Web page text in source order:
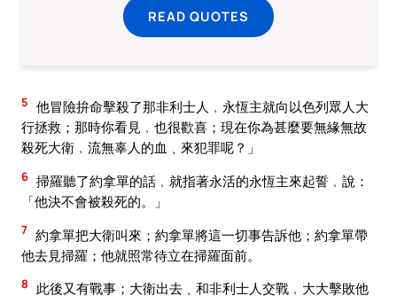
READ QUOTES
5 他冒險拚命擊殺了那非利士人﹐永恆主就向以色列眾人大
行拯救；那時你看見﹐也很歡喜；現在你為甚麼要無緣無故
殺死大衛﹐流無辜人的血﹑來犯罪呢？」
6 掃羅聽了約拿單的話﹐就指著永活的永恆主來起誓﹐說：
「他決不會被殺死的。」
7 約拿單把大衛叫來；約拿單將這一切事告訴他；約拿單帶
他去見掃羅；他就照常待立在掃羅面前。
8
此後又有戰事；大衛出去﹑和非利士人交戰﹐大大擊敗他